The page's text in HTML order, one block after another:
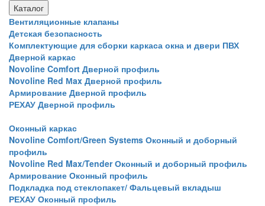
Каталог
Вентиляционные клапаны
Детская безопасность
Комплектующие для сборки каркаса окна и двери ПВХ
Дверной каркас
Novoline Comfort Дверной профиль
Novoline Red Мax Дверной профиль
Армирование Дверной профиль
РЕХАУ Дверной профиль
Оконный каркас
Novoline Comfort/Green Systems Оконный и доборный
профиль
Novoline Red Max/Tender Оконный и доборный профиль
Армирование Оконный профиль
Подкладка под стеклопакет/ Фальцевый вкладыш
РЕХАУ Оконный профиль